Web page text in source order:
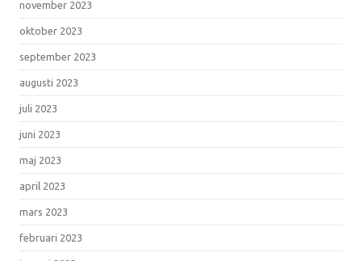
november 2023
oktober 2023
september 2023
augusti 2023
juli 2023
juni 2023
maj 2023
april 2023
mars 2023
februari 2023